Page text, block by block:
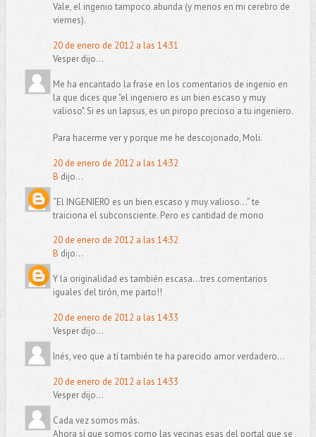
Vale, el ingenio tampoco abunda (y menos en mi cerebro de
viernes).
20 de enero de 2012 a las 14:31
Vesper dijo...
Me ha encantado la frase en los comentarios de ingenio en
la que dices que "el ingeniero es un bien escaso y muy
valioso". Si es un lapsus, es un piropo precioso a tu ingeniero.
Para hacerme ver y porque me he descojonado, Moli.
20 de enero de 2012 a las 14:32
B dijo...
“El INGENIERO es un bien escaso y muy valioso…” te
traiciona el subconsciente. Pero es cantidad de mono
20 de enero de 2012 a las 14:32
B dijo...
Y la originalidad es también escasa...tres comentarios
iguales del tirón, me parto!!
20 de enero de 2012 a las 14:33
Vesper dijo...
Inés, veo que a tí también te ha parecido amor verdadero...
20 de enero de 2012 a las 14:33
Vesper dijo...
Cada vez somos más.
Ahora sí que somos como las vecinas esas del portal que se